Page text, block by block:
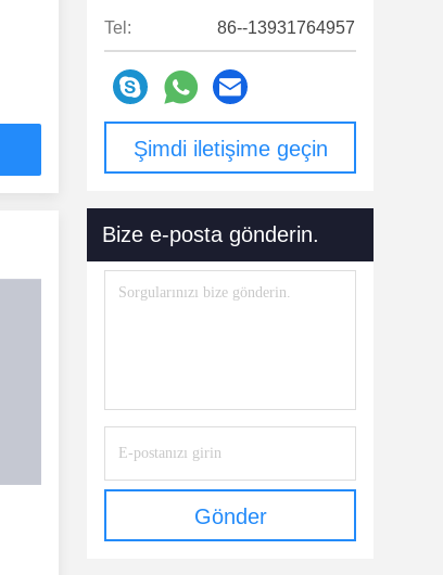
Tel: 86--13931764957
Şimdi iletişime geçin
Bize e-posta gönderin.
Gönder